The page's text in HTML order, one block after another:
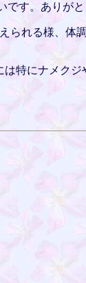
す。ありがと
られる様、体
特にナメク